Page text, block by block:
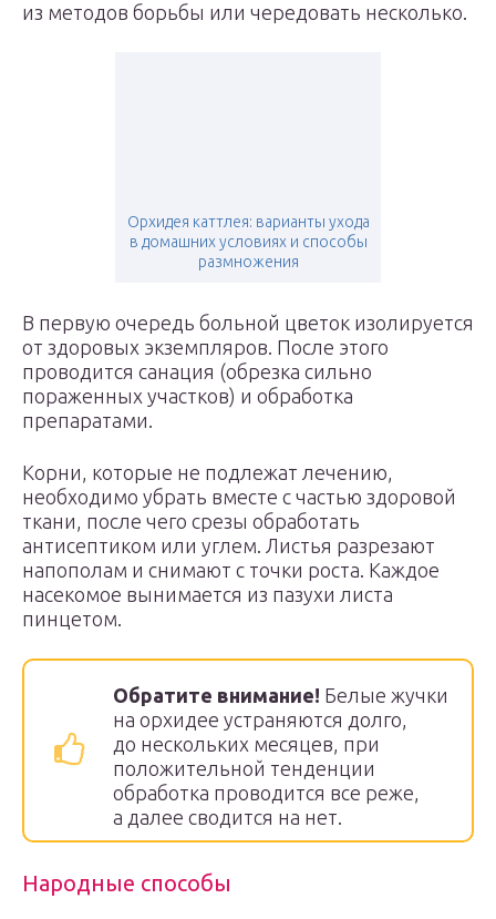
из методов борьбы или чередовать несколько.
Орхидея каттлея: варианты ухода
в домашних условиях и способы
размножения
В первую очередь больной цветок изолируется
от здоровых экземпляров. После этого
проводится санация (обрезка сильно
пораженных участков) и обработка
препаратами.
Корни, которые не подлежат лечению,
необходимо убрать вместе с частью здоровой
ткани, после чего срезы обработать
антисептиком или углем. Листья разрезают
напополам и снимают с точки роста. Каждое
насекомое вынимается из пазухи листа
пинцетом.
Обратите внимание! Белые жучки
на орхидее устраняются долго,
до нескольких месяцев, при
положительной тенденции
обработка проводится все реже,
а далее сводится на нет.
Народные способы